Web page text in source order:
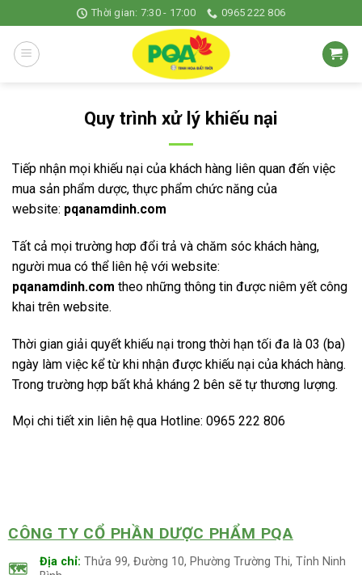
to
content
Thời gian: 7:30 - 17:00 0965 222 806
Quy trình xử lý khiếu nại
Tiếp nhận mọi khiếu nại của khách hàng liên quan đến việc
mua sản phẩm dược, thực phẩm chức năng của
website: pqanamdinh.com
Tất cả mọi trường hơp đổi trả và chăm sóc khách hàng,
người mua có thể liên hệ với website:
pqanamdinh.com theo những thông tin được niêm yết công
khai trên website.
Thời gian giải quyết khiếu nại trong thời hạn tối đa là 03 (ba)
ngày làm việc kể từ khi nhận được khiếu nại của khách hàng.
Trong trường hợp bất khả kháng 2 bên sẽ tự thương lượng.
Mọi chi tiết xin liên hệ qua Hotline: 0965 222 806
CÔNG TY CỔ PHẦN DƯỢC PHẨM PQA
🗺 Địa chỉ: Thửa 99, Đường 10, Phường Trường Thi, Tỉnh Ninh